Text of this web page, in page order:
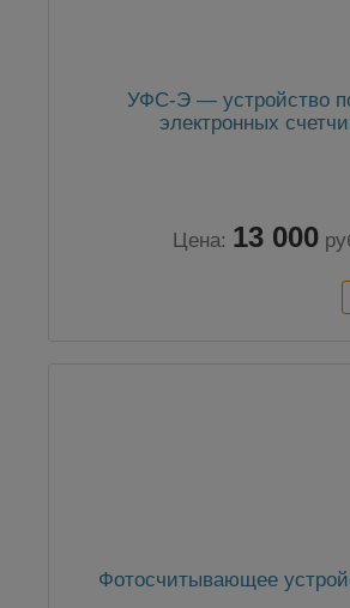
УФС-Э — устройство
электронных
Цена: 13 000
Фотосчитывающее